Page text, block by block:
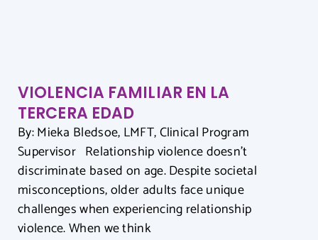
VIOLENCIA FAMILIAR EN LA
TERCERA EDAD
By: Mieka Bledsoe, LMFT, Clinical Program
Supervisor Relationship violence doesn’t
discriminate based on age. Despite societal
misconceptions, older adults face unique
challenges when experiencing relationship
violence. When we think